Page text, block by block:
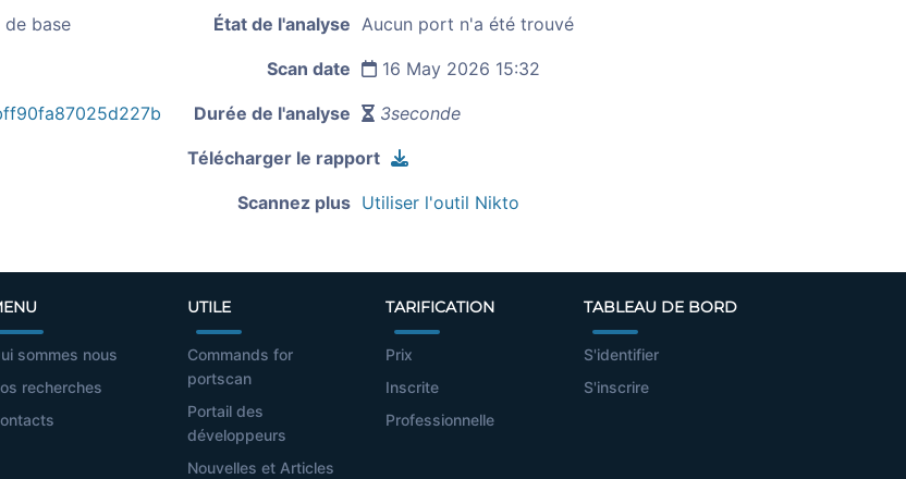
base État de l'analyse Aucun port n'a été trouvé
Scan date 16 May 2026 15:32
Durée de l'analyse 3seconde
Télécharger le rapport
Scannez plus Utiliser l'outil Nikto
sommes nous
recherches
UTILE
Commands for
portscan
Portail des
développeurs
Nouvelles et Articles
TARIFICATION
Prix
Inscrite
Professionnelle
TABLEAU DE BORD
S'identifier
S'inscrire